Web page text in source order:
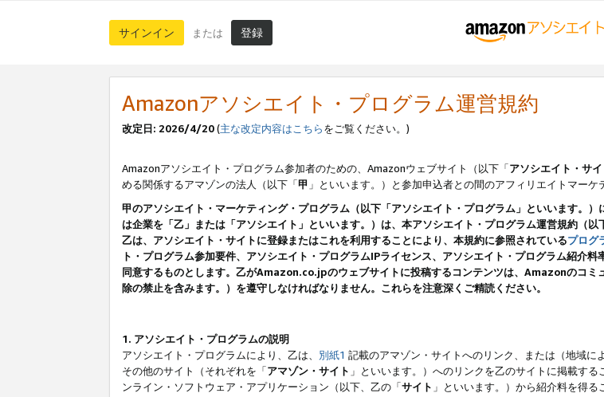
サインイン または 登録
Amazonアソシエイト・プログラム運営規約
改定日: 2026/4/20(主な改定内容はこちらをご覧ください。)
Amazonアソシエイト・プログラム参加者のための、Amazonウェブサイト（以下「アソシエイト・サイ
める関係するアマゾンの法人（以下「甲 」といいます。）と参加申込者との間のアフィリエイトマーケ
甲のアソシエイト・マーケティング・プログラム（以下「アソシエイト・プログラム」といいます。
は企業を「乙」または「アソシエイト」といいます。）は、本アソシエイト・プログラム運営規約（
乙は、アソシエイト・サイトに登録またはこれを利用することにより、本規約に参照されているプログ
ト・プログラム参加要件、アソシエイト・プログラムIPライセンス、アソシエイト・プログラム紹介
同意するものとします。乙がAmazon.co.jpのウェブサイトに投稿するコンテンツは、Amazonのコミ
除の禁止を含みます。）を遵守しなければなりません。これらを注意深くご精読ください。
1. アソシエイト・プログラムの説明
アソシエイト・プログラムにより、乙は、 別紙1 記載のアマゾン・サイトへのリンク、または（地域に
その他のサイト（それぞれを「アマゾン・サイト 」といいます。）へのリンクを乙のサイトに掲載す
ンライン・ソフトウェア・アプリケーション（以下、乙の「サイト 」といいます。）から紹介料を得